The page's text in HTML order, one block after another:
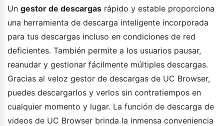
Un gestor de descargas rápido y estable proporciona
una herramienta de descarga inteligente incorporada
para tus descargas incluso en condiciones de red
deficientes. También permite a los usuarios pausar,
reanudar y gestionar fácilmente múltiples descargas.
Gracias al veloz gestor de descargas de UC Browser,
puedes descargarlos y verlos sin contratiempos en
cualquier momento y lugar. La función de descarga de
videos de UC Browser brinda la inmensa conveniencia